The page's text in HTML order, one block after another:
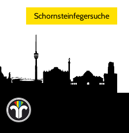
Schornsteinfegersuche